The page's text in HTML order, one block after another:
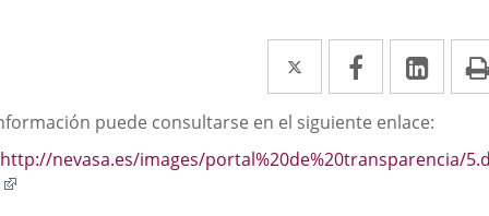
Twitter
Enlace
a
una
aplicación
Facebook
Enlace
a
una
aplicación
a
una
puede consultarse en el siguiente enlace:
http://nevasa.es/images/portal%20de%20transparencia/